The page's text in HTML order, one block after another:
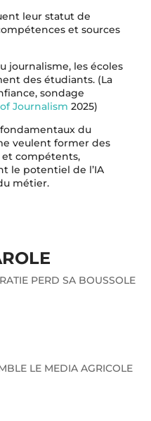
leur statut de
et sources
journalisme, les écoles
des étudiants. (La
sondage
Journalism 2025)
du
veulent former des
et compétents,
le potentiel de l’IA
métier.
PERD SA BOUSSOLE
LE MEDIA AGRICOLE